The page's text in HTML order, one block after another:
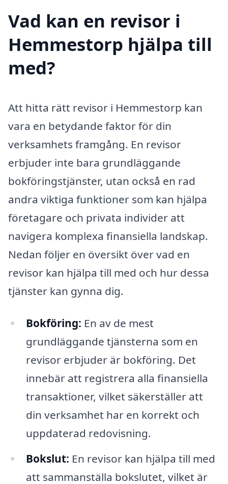
Vad kan en revisor i
Hemmestorp hjälpa till
med?
Att hitta rätt revisor i Hemmestorp kan
vara en betydande faktor för din
verksamhets framgång. En revisor
erbjuder inte bara grundläggande
bokföringstjänster, utan också en rad
andra viktiga funktioner som kan hjälpa
företagare och privata individer att
navigera komplexa finansiella landskap.
Nedan följer en översikt över vad en
revisor kan hjälpa till med och hur dessa
tjänster kan gynna dig.
Bokföring: En av de mest
grundläggande tjänsterna som en
revisor erbjuder är bokföring. Det
innebär att registrera alla finansiella
transaktioner, vilket säkerställer att
din verksamhet har en korrekt och
uppdaterad redovisning.
Bokslut: En revisor kan hjälpa till med
att sammanställa bokslutet, vilket är